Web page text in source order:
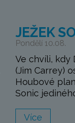
JEŽEK
Pondělí 10.08.
Ve chvíli, kdy
(Jim Carrey)
Houbové
Sonic
Více